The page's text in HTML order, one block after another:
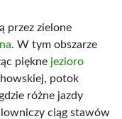
przez zielone
. W tym obszarze
piękne jezioro
potok
różne jazdy
ciąg stawów